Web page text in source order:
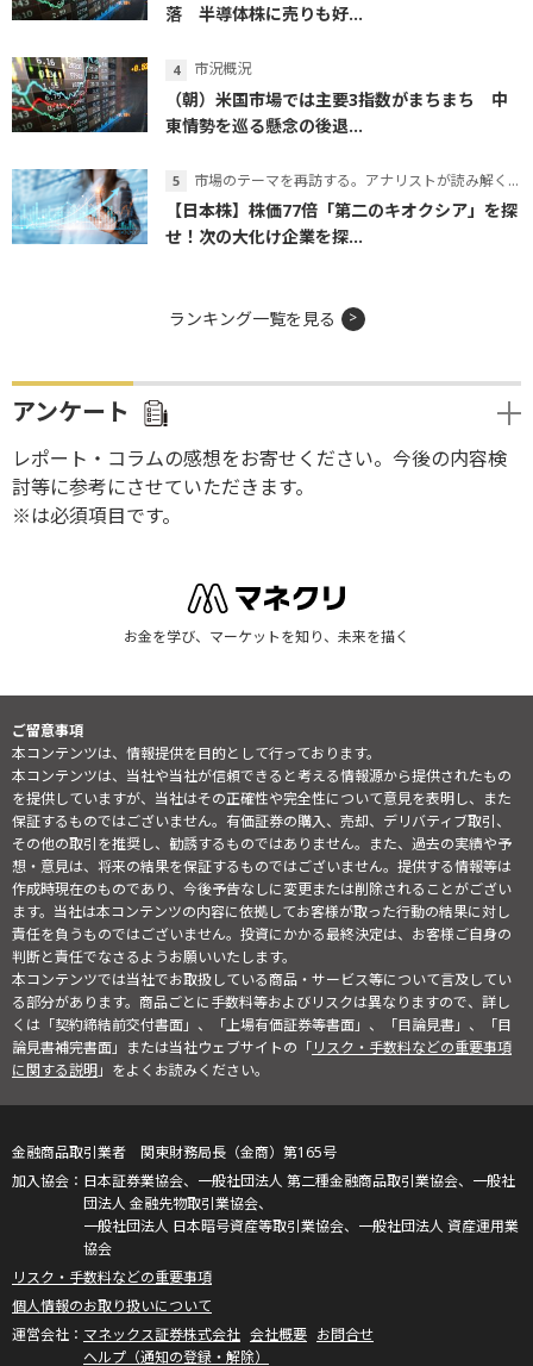
落 半導体株に売りも好...
市況概況
（朝）米国市場では主要3指数がまちまち 中
東情勢を巡る懸念の後退...
市場のテーマを再訪する。アナリストが読み解くテーマの本質
【日本株】株価77倍「第二のキオクシア」を探
せ！次の大化け企業を探...
ランキング一覧を見る
アンケート
レポート・コラムの感想をお寄せください。今後の内容検
討等に参考にさせていただきます。
※は必須項目です。
お金を学び、マーケットを知り、未来を描く
ご留意事項
本コンテンツは、情報提供を目的として行っております。
本コンテンツは、当社や当社が信頼できると考える情報源から提供されたもの
を提供していますが、当社はその正確性や完全性について意見を表明し、また
保証するものではございません。有価証券の購入、売却、デリバティブ取引、
その他の取引を推奨し、勧誘するものではありません。また、過去の実績や予
想・意見は、将来の結果を保証するものではございません。提供する情報等は
作成時現在のものであり、今後予告なしに変更または削除されることがござい
ます。当社は本コンテンツの内容に依拠してお客様が取った行動の結果に対し
責任を負うものではございません。投資にかかる最終決定は、お客様ご自身の
判断と責任でなさるようお願いいたします。
本コンテンツでは当社でお取扱している商品・サービス等について言及してい
る部分があります。商品ごとに手数料等およびリスクは異なりますので、詳し
くは「契約締結前交付書面」、「上場有価証券等書面」、「目論見書」、「目
論見書補完書面」または当社ウェブサイトの「リスク・手数料などの重要事項
に関する説明」をよくお読みください。
金融商品取引業者 関東財務局長（金商）第165号
日本証券業協会、一般社団法人 第二種金融商品取引業協会、一般社
団法人 金融先物取引業協会、
一般社団法人 日本暗号資産等取引業協会、一般社団法人 資産運用業
協会
リスク・手数料などの重要事項
個人情報のお取り扱いについて
マネックス証券株式会社 会社概要 お問合せ
ヘルプ（通知の登録・解除）